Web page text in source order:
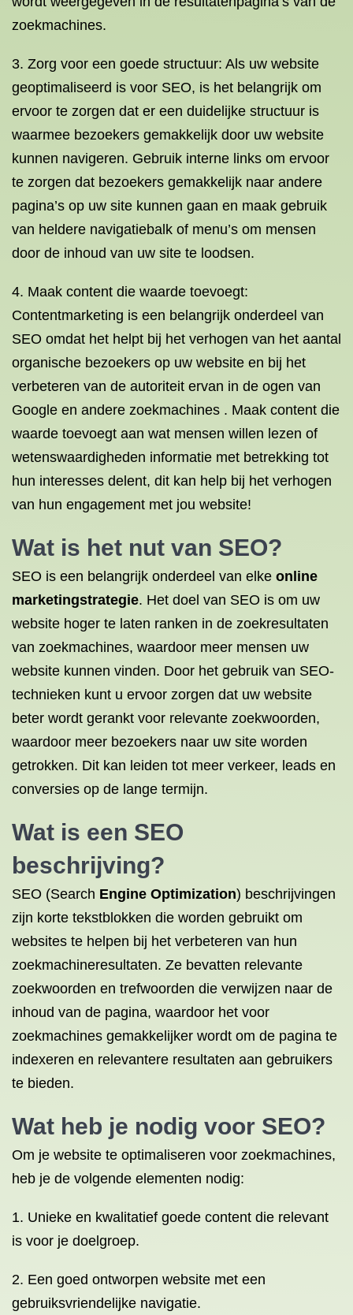
zoekmachines.
3. Zorg voor een goede structuur: Als uw website
geoptimaliseerd is voor SEO, is het belangrijk om
ervoor te zorgen dat er een duidelijke structuur is
waarmee bezoekers gemakkelijk door uw website
kunnen navigeren. Gebruik interne links om ervoor
te zorgen dat bezoekers gemakkelijk naar andere
pagina’s op uw site kunnen gaan en maak gebruik
van heldere navigatiebalk of menu’s om mensen
door de inhoud van uw site te loodsen.
4. Maak content die waarde toevoegt:
Contentmarketing is een belangrijk onderdeel van
SEO omdat het helpt bij het verhogen van het aantal
organische bezoekers op uw website en bij het
verbeteren van de autoriteit ervan in de ogen van
Google en andere zoekmachines . Maak content die
waarde toevoegt aan wat mensen willen lezen of
wetenswaardigheden informatie met betrekking tot
hun interesses delent, dit kan help bij het verhogen
van hun engagement met jou website!
Wat is het nut van SEO?
SEO is een belangrijk onderdeel van elke online
marketingstrategie. Het doel van SEO is om uw
website hoger te laten ranken in de zoekresultaten
van zoekmachines, waardoor meer mensen uw
website kunnen vinden. Door het gebruik van SEO-
technieken kunt u ervoor zorgen dat uw website
beter wordt gerankt voor relevante zoekwoorden,
waardoor meer bezoekers naar uw site worden
getrokken. Dit kan leiden tot meer verkeer, leads en
conversies op de lange termijn.
Wat is een SEO
beschrijving?
SEO (Search Engine Optimization) beschrijvingen
zijn korte tekstblokken die worden gebruikt om
websites te helpen bij het verbeteren van hun
zoekmachineresultaten. Ze bevatten relevante
zoekwoorden en trefwoorden die verwijzen naar de
inhoud van de pagina, waardoor het voor
zoekmachines gemakkelijker wordt om de pagina te
indexeren en relevantere resultaten aan gebruikers
te bieden.
Wat heb je nodig voor SEO?
Om je website te optimaliseren voor zoekmachines,
heb je de volgende elementen nodig:
1. Unieke en kwalitatief goede content die relevant
is voor je doelgroep.
2. Een goed ontworpen website met een
gebruiksvriendelijke navigatie.